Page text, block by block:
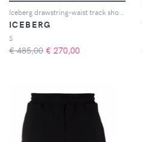
ICEBERG
S
€ 485,00 € 270,00